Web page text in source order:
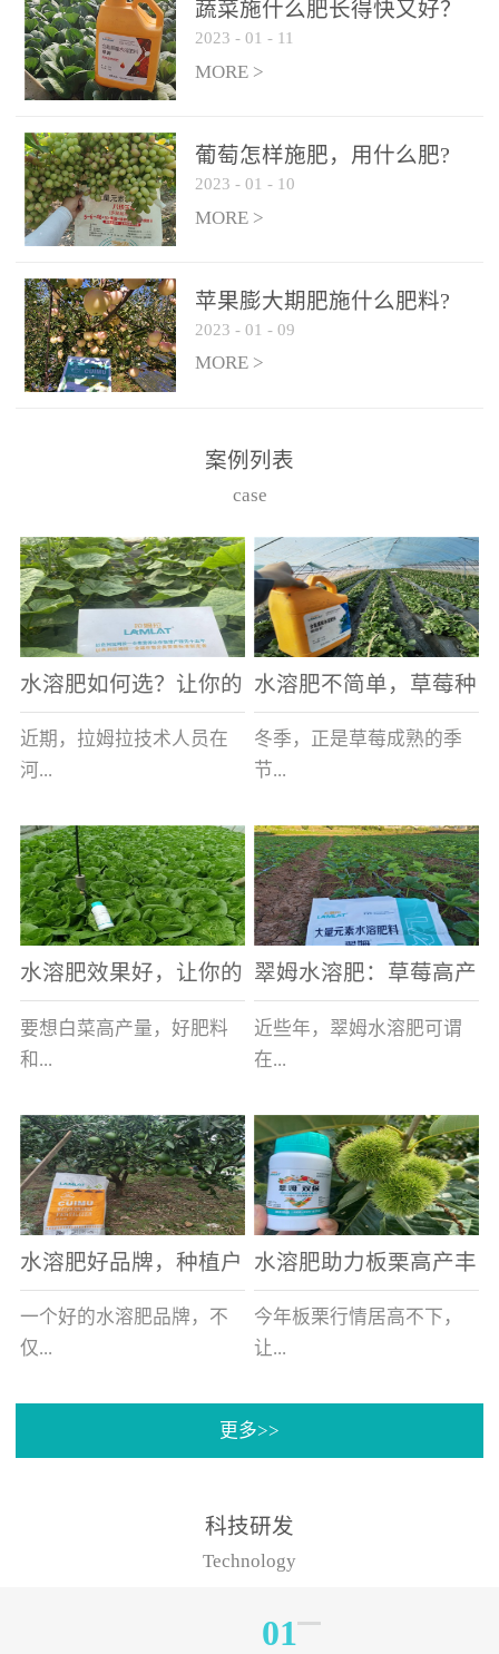
合大量元素水溶肥一起使
用，促使果实膨大，果肉
饱满，品质好，果、枝健
后期∶冲施、滴灌2.5-5kg/
亩/次配合大量元素水溶肥
一起使用，果实转色均
匀，口感好，糖度提高，
预防枝叶早衰。5、叶面喷
施︰浓度800-1500倍（1-
6kg/公顷，间隔10-14天一
次，喷1-3次。
合大量元素水溶肥一起使
后期∶冲施、滴灌2.5-5kg/
亩/次配合大量元素水溶肥
施︰浓度800-1500倍（1-
蔬菜施什么肥长得快又好？
2023 - 01 - 11
MORE >
葡萄怎样施肥，用什么肥?
2023 - 01 - 10
MORE >
苹果膨大期肥施什么肥料?
2023 - 01 - 09
MORE >
案例列表
case
水溶肥如何选？让你的
老棚土好产量高
近期，拉姆拉技术人员在
河...
南走访时，发现当地许多
蔬菜产区，老棚数量占多
数，连年的重茬、土壤板
结等原因，导致土壤差，
作物根系...
水溶肥不简单，草莓种
植户指名要使用
冬季，正是草莓成熟的季
节...
，也是山东窦大哥开心的
时刻，从一大早接到收购
商的电话，就开始在草莓
大棚里忙碌。为什么窦大
哥家的草...
水溶肥效果好，让你的
白菜增产不是问题
要想白菜高产量，好肥料
和...
好的技术管理缺一不可，
相信广大白菜种植户们都
深有体会。今天就一起来
看看，什么样的水溶肥可
以让你的...
翠姆水溶肥：草莓高产
的好帮手
近些年，翠姆水溶肥可谓
在...
河北草莓区域话题不减，
不但在草莓上表现效果明
显，使用的种植户更是越
来越多。今天，借此机
会，一起来...
水溶肥好品牌，种植户
纷纷为“翠姆“点赞
一个好的水溶肥品牌，不
仅...
帮助作物增产增收，更要
实力。今天要讲的水溶肥
水溶肥助力板栗高产丰
产
今年板栗行情居高不下，
让...
许多板栗种植户都获得了
有位王大姐今年使用一款
非常火爆...
更多>>
科技研发
Technology
01